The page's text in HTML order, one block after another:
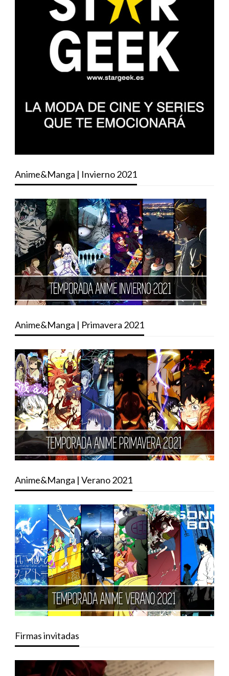
Anime&Manga | Invierno 2021
Anime&Manga | Primavera 2021
Anime&Manga | Verano 2021
Firmas invitadas